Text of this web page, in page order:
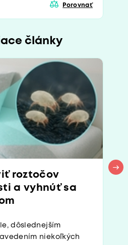
Porovnať
články
roztočov
a vyhnúť sa
dôslednejším
niekoľkých